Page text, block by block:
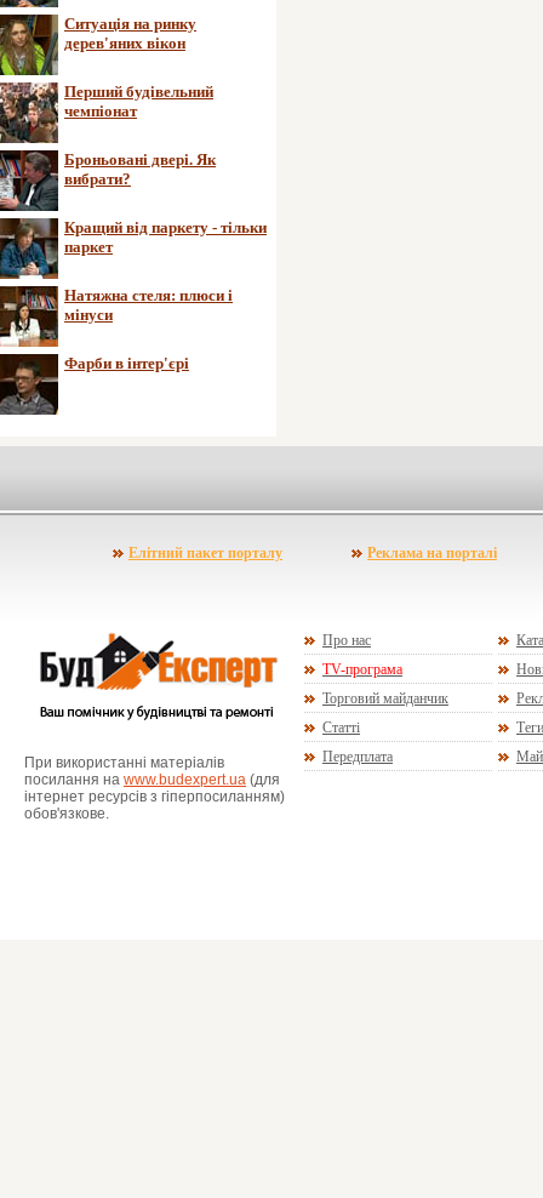
Ситуація на ринку
дерев'яних вікон
Перший будівельний
чемпіонат
Броньовані двері. Як
вибрати?
Кращий від паркету - тільки
паркет
Натяжна стеля: плюси і
мінуси
Фарби в інтер'єрі
Елітний пакет порталу Реклама на порталі
При використанні матеріалів
посилання на www.budexpert.ua (для
інтернет ресурсів з гіперпосиланням)
обов'язкове.
Про нас
TV-програма
Торговий майданчик
Статті
Теги
Передплата